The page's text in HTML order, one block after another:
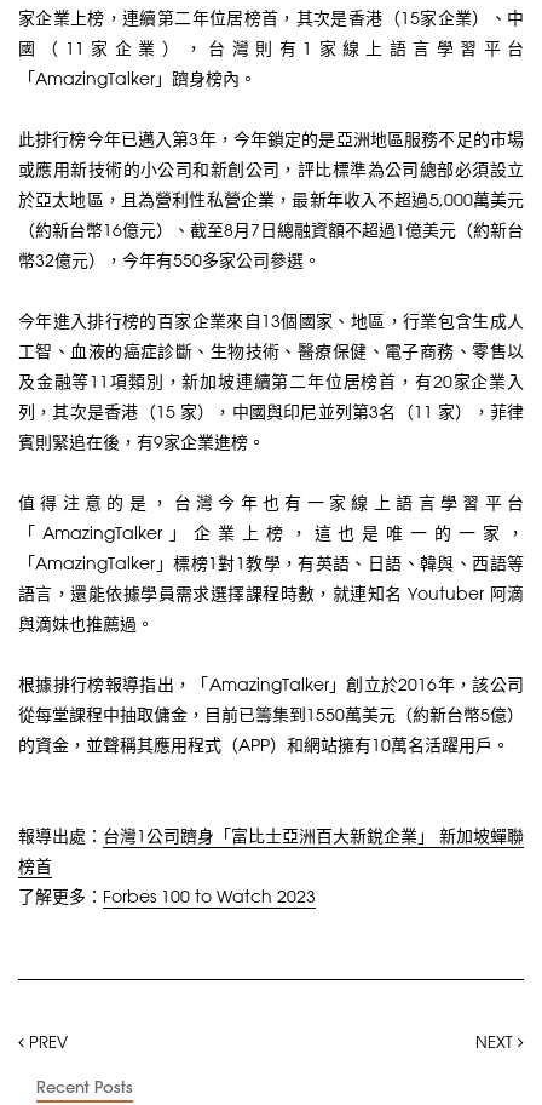
家企業上榜，連續第二年位居榜首，其次是香港（15家企業）、中
國（11家企業），台灣則有1家線上語言學習平台
「AmazingTalker」躋身榜內。
此排行榜今年已邁入第3年，今年鎖定的是亞洲地區服務不足的市場
或應用新技術的小公司和新創公司，評比標準為公司總部必須設立
於亞太地區，且為營利性私營企業，最新年收入不超過5,000萬美元
（約新台幣16億元）、截至8月7日總融資額不超過1億美元（約新台
幣32億元），今年有550多家公司參選。
今年進入排行榜的百家企業來自13個國家、地區，行業包含生成人
工智、血液的癌症診斷、生物技術、醫療保健、電子商務、零售以
及金融等11項類別，新加坡連續第二年位居榜首，有20家企業入
列，其次是香港（15 家），中國與印尼並列第3名（11 家），菲律
賓則緊追在後，有9家企業進榜。
值得注意的是，台灣今年也有一家線上語言學習平台
「AmazingTalker」企業上榜，這也是唯一的一家，
「AmazingTalker」標榜1對1教學，有英語、日語、韓與、西語等
語言，還能依據學員需求選擇課程時數，就連知名 Youtuber 阿滴
與滴妹也推薦過。
根據排行榜報導指出，「AmazingTalker」創立於2016年，該公司
從每堂課程中抽取傭金，目前已籌集到1550萬美元（約新台幣5億）
的資金，並聲稱其應用程式（APP）和網站擁有10萬名活躍用戶。
報導出處： 台灣1公司躋身「富比士亞洲百大新銳企業」 新加坡蟬聯
榜首
了解更多： Forbes 100 to Watch 2023
PREV NEXT
Recent Posts